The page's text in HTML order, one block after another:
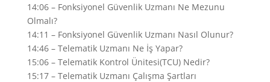
14:06 – Fonksiyonel Güvenlik Uzmanı Ne Mezunu
Olmalı?
14:11 – Fonksiyonel Güvenlik Uzmanı Nasıl Olunur?
14:46 – Telematik Uzmanı Ne İş Yapar?
15:06 – Telematik Kontrol Ünitesi(TCU) Nedir?
15:17 – Telematik Uzmanı Çalışma Şartları